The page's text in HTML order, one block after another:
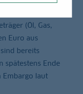
(Öl, Gas,
Euro aus
bereits
spätestens Ende
Embargo laut